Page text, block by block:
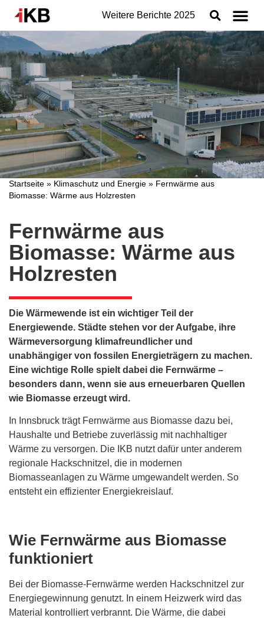
Weitere Berichte 2025
Topthemen
Nachhaltigkeit
Geschäftsbereiche der IKB
Organisation
Jahresabschluss
Konzern
Startseite » Klimaschutz und Energie » Fernwärme aus
Biomasse: Wärme aus Holzresten
Fernwärme aus
Biomasse: Wärme aus
Holzresten
Die Wärmewende ist ein wichtiger Teil der
Energiewende. Städte stehen vor der Aufgabe, ihre
Wärmeversorgung klimafreundlicher und
unabhängiger von fossilen Energieträgern zu machen.
Eine wichtige Rolle spielt dabei die Fernwärme –
besonders dann, wenn sie aus erneuerbaren Quellen
wie Biomasse erzeugt wird.
In Innsbruck trägt Fernwärme aus Biomasse dazu bei,
Haushalte und Betriebe zuverlässig mit nachhaltiger
Wärme zu versorgen. Die IKB nutzt dafür unter anderem
regionale Hackschnitzel, die in modernen
Biomasseanlagen zu Wärme umgewandelt werden. So
entsteht ein effizienter Energiekreislauf.
Wie Fernwärme aus Biomasse
funktioniert
Bei der Biomasse-Fernwärme werden Hackschnitzel zur
Energiegewinnung genutzt. In einem Heizwerk wird das
Material kontrolliert verbrannt. Die Wärme, die dabei